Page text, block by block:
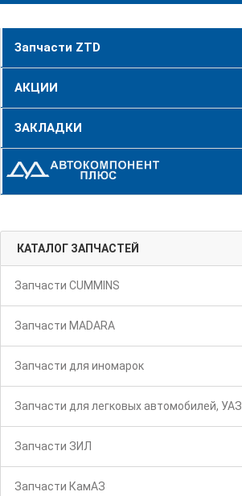
Запчасти ZTD
АКЦИИ
ЗАКЛАДКИ
КАТАЛОГ ЗАПЧАСТЕЙ
Запчасти CUMMINS
Запчасти MADARA
Запчасти для иномарок
Запчасти для легковых автомобилей, УАЗ
Запчасти ЗИЛ
Запчасти КамАЗ